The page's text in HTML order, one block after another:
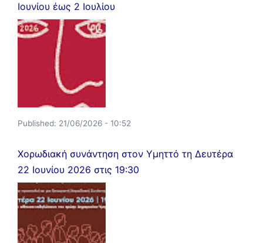
Ιουνίου έως 2 Ιουλίου
Published: 21/06/2026 - 10:52
Χορωδιακή συνάντηση στον Υμηττό τη Δευτέρα
22 Ιουνίου 2026 στις 19:30